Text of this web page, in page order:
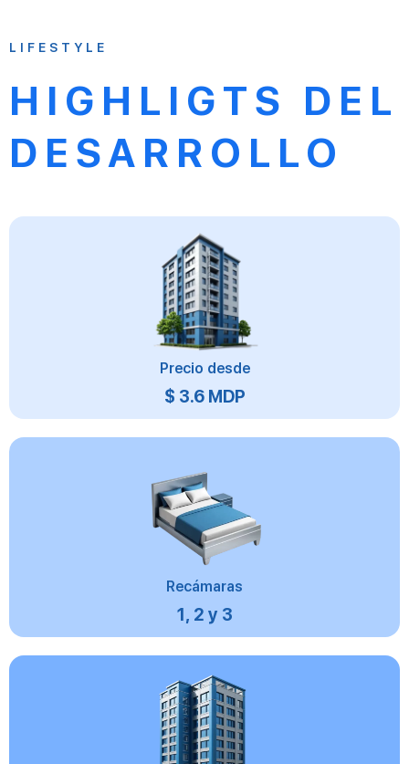
LIFESTYLE
HIGHLIGTS DEL
DESARROLLO
Precio desde
$ 3.6 MDP
Recámaras
1, 2 y 3